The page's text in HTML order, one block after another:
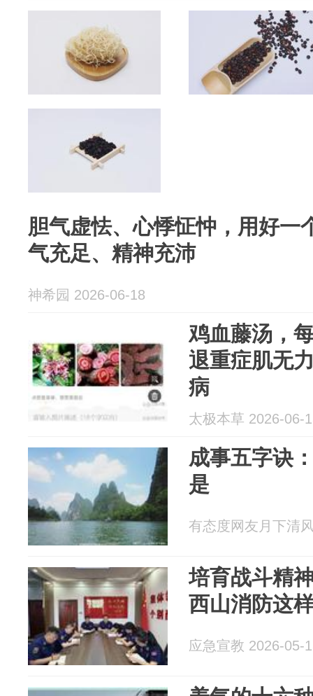
胆气虚怯、心悸怔忡，用好一
气充足、精神充沛
神希园 2026-06-18
鸡血藤汤，
退重症肌无
病
太极本草 2026-06-
成事五字诀
是
有态度网友月下清
培育战斗精
西山消防这
应急宣教 2026-05-